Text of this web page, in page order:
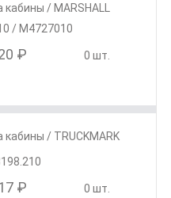
/ MARSHALL
/ M4727010
₽ 0 шт.
/ TRUCKMARK
₽ 0 шт.